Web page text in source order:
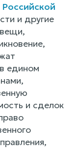
Российской
и другие
едином
и сделок